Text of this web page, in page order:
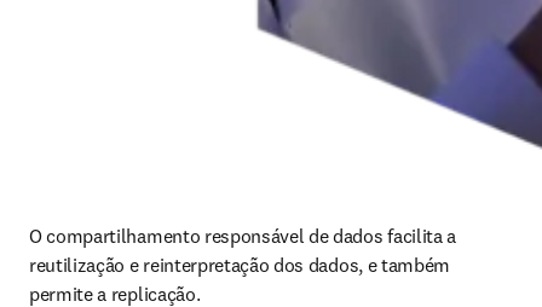
O compartilhamento responsável de dados facilita a
reutilização e reinterpretação dos dados, e também
permite a replicação.